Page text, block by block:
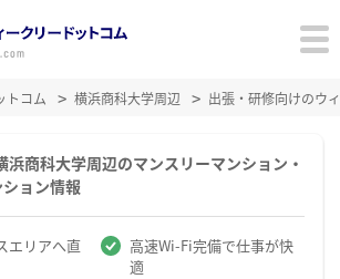
トコム 横浜商科大学周辺 出張・研修向けのウ
浜商科大学周辺のマンスリーマンション・
ョン情報
エリアへ直
高速Wi-Fi完備で仕事が快
適